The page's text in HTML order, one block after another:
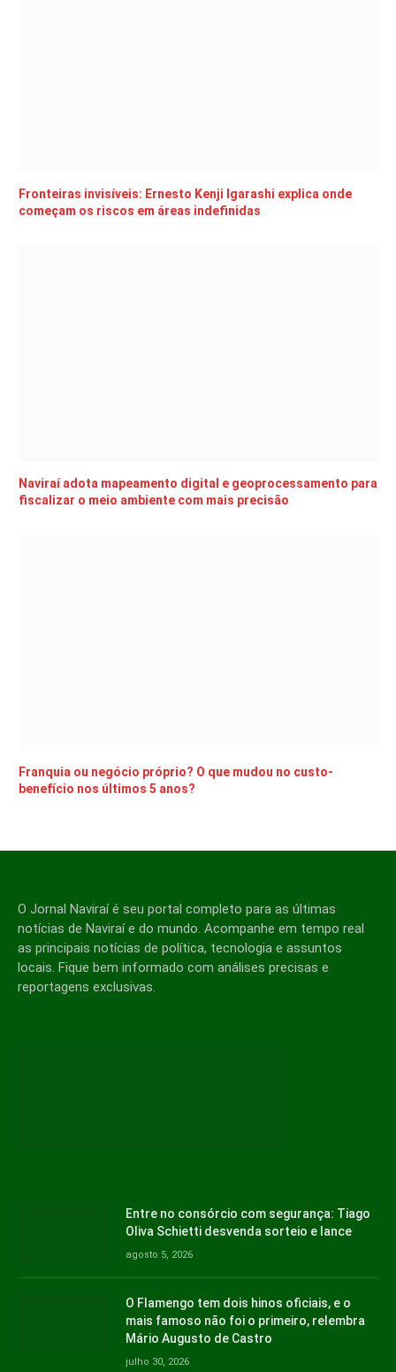
Fronteiras invisíveis: Ernesto Kenji Igarashi explica onde
começam os riscos em áreas indefinidas
Naviraí adota mapeamento digital e geoprocessamento para
fiscalizar o meio ambiente com mais precisão
Franquia ou negócio próprio? O que mudou no custo-
benefício nos últimos 5 anos?
O Jornal Naviraí é seu portal completo para as últimas
notícias de Naviraí e do mundo. Acompanhe em tempo real
as principais notícias de política, tecnologia e assuntos
locais. Fique bem informado com análises precisas e
reportagens exclusivas.
Entre no consórcio com segurança: Tiago
Oliva Schietti desvenda sorteio e lance
agosto 5, 2026
O Flamengo tem dois hinos oficiais, e o
mais famoso não foi o primeiro, relembra
Mário Augusto de Castro
julho 30, 2026